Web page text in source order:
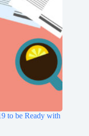
to be Ready with